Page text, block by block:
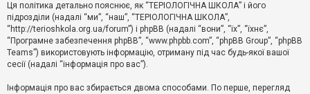
с
т
р
а
ц
і
я
Ця політика детально пояснює, як “ТЕРІОЛОГІЧНА ШКОЛА” і його
підрозділи (надалі “ми”, “наш”, “ТЕРІОЛОГІЧНА ШКОЛА”,
“http://terioshkola.org.ua/forum”) і phpBB (надалі “вони”, “їх”, “їхнє”,
“Програмне забезпечення phpBB”, “www.phpbb.com”, “phpBB Group”, “phpBB
Teams”) використовують інформацію, отриману під час будь-якої вашої
сесії (надалі “інформація про вас”).
Інформація про вас збирається двома способами. По перше, перегляд